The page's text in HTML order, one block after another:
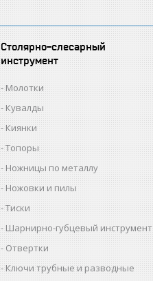
Столярно-слесарный
инструмент
Молотки
Кувалды
Киянки
Топоры
Ножницы по металлу
Ножовки и пилы
Тиски
Шарнирно-губцевый инструмент
Отвертки
Ключи трубные и разводные